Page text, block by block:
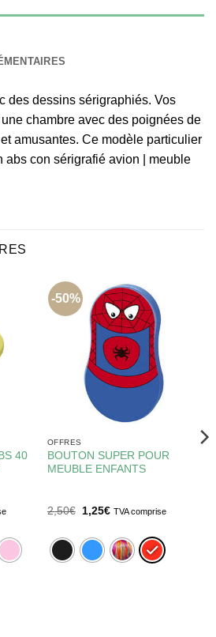
des dessins sérigraphiés. Vos
chambre avec des poignées de
amusantes. Ce modèle particulier
abs con sérigrafié avion | meuble
40
-50%
OFFRES
BOUTON SUPER POUR
MEUBLE ENFANTS
2,50€
Le
était :
2,50€.
1,25€Le
est :
1,25€.
TVA comprise